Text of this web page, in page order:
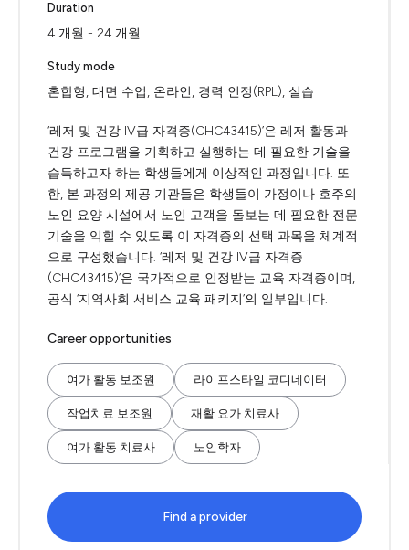
Duration
4 개월 - 24 개월
Study mode
혼합형, 대면 수업, 온라인, 경력 인정(RPL), 실습
‘레저 및 건강 IV급 자격증(CHC43415)’은 레저 활동과
건강 프로그램을 기획하고 실행하는 데 필요한 기술을
습득하고자 하는 학생들에게 이상적인 과정입니다. 또
한, 본 과정의 제공 기관들은 학생들이 가정이나 호주의
노인 요양 시설에서 노인 고객을 돌보는 데 필요한 전문
기술을 익힐 수 있도록 이 자격증의 선택 과목을 체계적
으로 구성했습니다. ‘레저 및 건강 IV급 자격증
(CHC43415)’은 국가적으로 인정받는 교육 자격증이며,
공식 ‘지역사회 서비스 교육 패키지’의 일부입니다.
Career opportunities
여가 활동 보조원 라이프스타일 코디네이터
작업치료 보조원 재활 요가 치료사
여가 활동 치료사 노인학자
Find a provider